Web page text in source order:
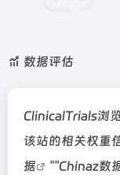
数据评估
ClinicalTrials浏
该站的相关权重
据
""Chinaz数